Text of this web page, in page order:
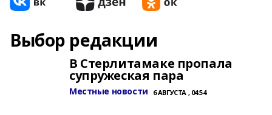
Выбор редакции
В Стерлитамаке пропала
супружеская пара
Местные новости 6 АВГУСТА , 04:54